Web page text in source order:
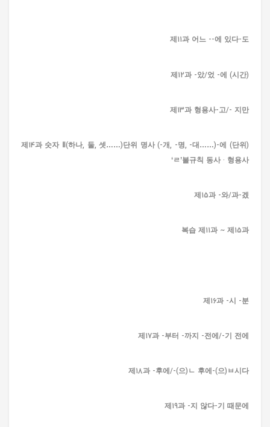
제11과 어느 --에 있다-도
제12과 -았/었 -에 (시간)
제13과 형용사-고/- 지만
제14과 숫자 Ⅱ(하나, 둘, 셋……)단위 명사 (-개, -명, -대……)-에 (단위)
‘ㄹ’불규칙 동사 · 형용사
제15과 -와/과-겠
복습 제11과 ~ 제15과
제16과 -시 -분
제17과 -부터 -까지 -전에/-기 전에
제18과 -후에/-(으)ㄴ 후에-(으)ㅂ시다
제19과 -지 않다-기 때문에